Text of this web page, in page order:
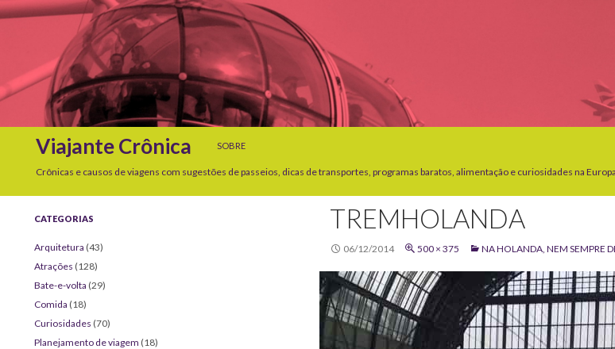
Viajante Crônica
SOBRE
Crônicas e causos de viagens com sugestões de passeios, dicas de transportes, programas baratos, alimentação e curiosidades na Europa
TREMHOLANDA
06/12/2014 500 × 375 NA HOLANDA, NEM SEMPRE
CATEGORIAS
Arquitetura (43)
Atrações (128)
Bate-e-volta (29)
Comida (18)
Curiosidades (70)
Planejamento de viagem (18)